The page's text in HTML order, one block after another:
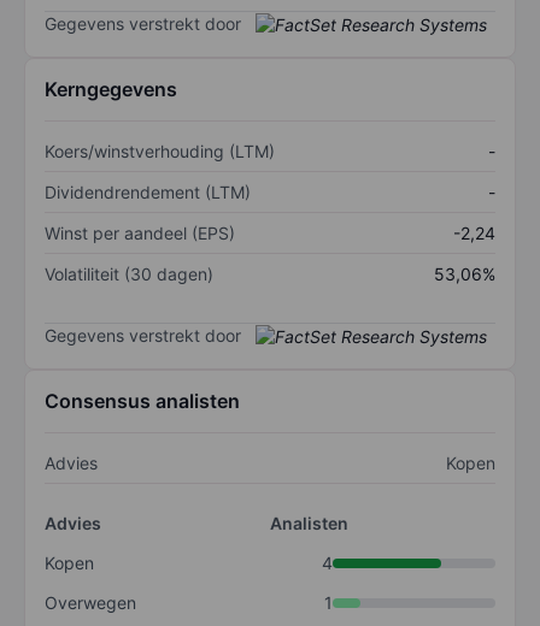
Gegevens verstrekt door
Kerngegevens
Koers/winstverhouding (LTM)
-
Dividendrendement (LTM)
-
Winst per aandeel (EPS)
-2,24
Volatiliteit (30 dagen)
53,06%
Gegevens verstrekt door
Consensus analisten
Advies Kopen
Advies
Analisten
Kopen
4
Overwegen
1